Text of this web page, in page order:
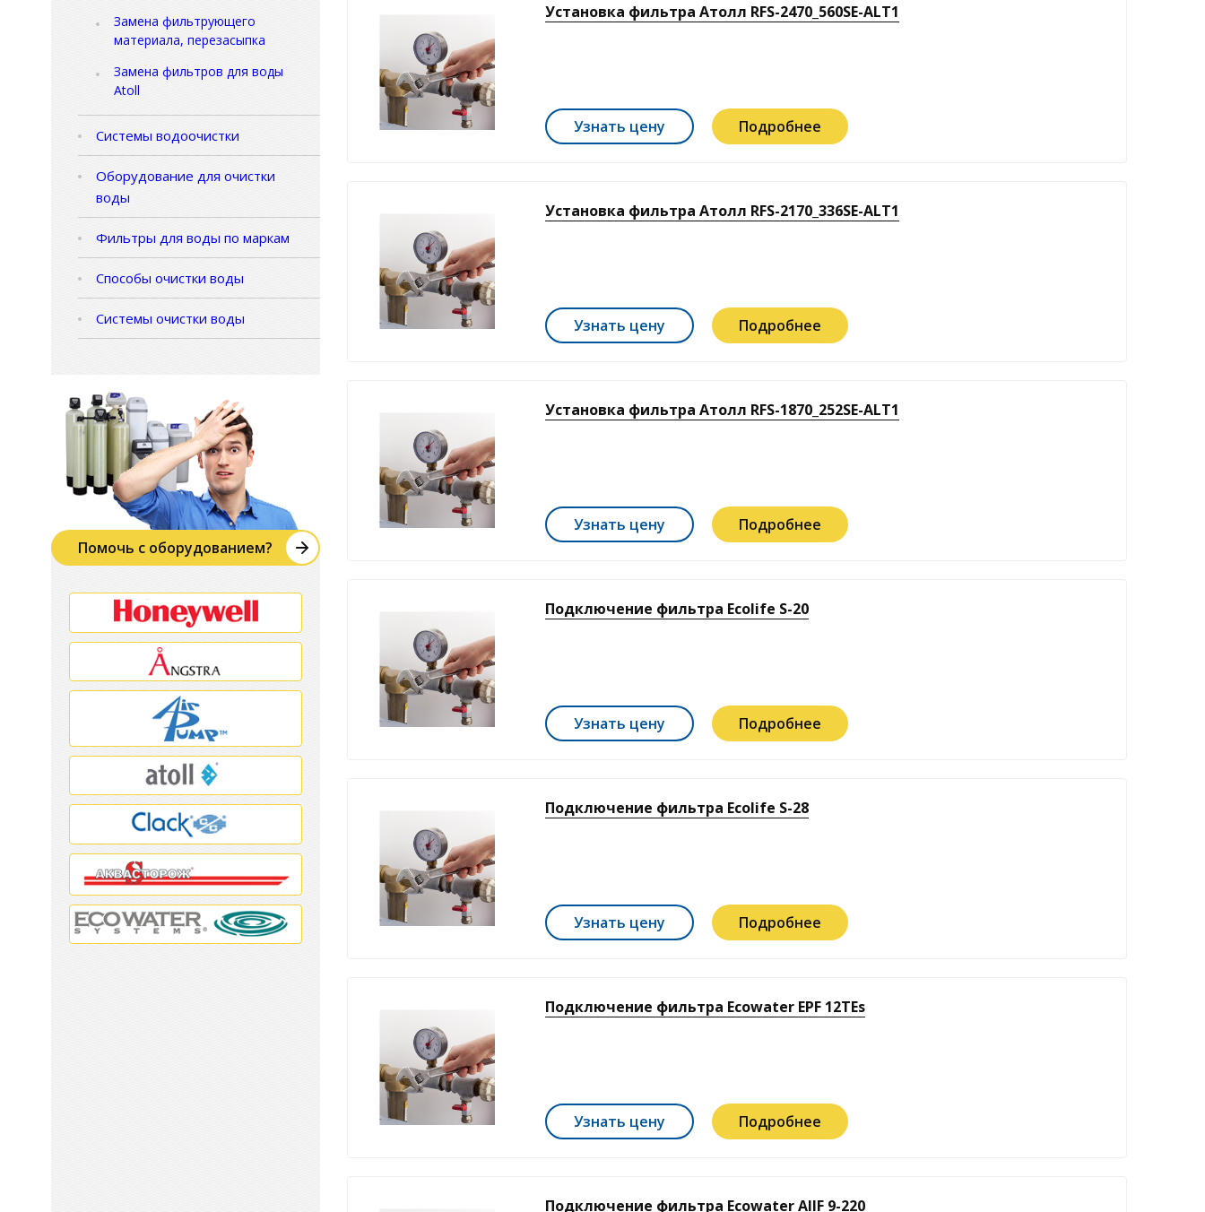
Установка фильтра Атолл RFS-2470_560SE-ALT1
Узнать цену Подробнее
Установка фильтра Атолл RFS-2170_336SE-ALT1
Узнать цену Подробнее
Установка фильтра Атолл RFS-1870_252SE-ALT1
Узнать цену Подробнее
Подключение фильтра Ecolife S-20
Узнать цену Подробнее
Подключение фильтра Ecolife S-28
Узнать цену Подробнее
Подключение фильтра Ecowater EPF 12TEs
Узнать цену Подробнее
Подключение фильтра Ecowater AIIF 9-220
Замена фильтрующего
материала, перезасыпка
Замена фильтров для воды
Аtoll
Системы водоочистки
Оборудование для очистки
воды
Фильтры для воды по маркам
Способы очистки воды
Системы очистки воды
Помочь с оборудованием?